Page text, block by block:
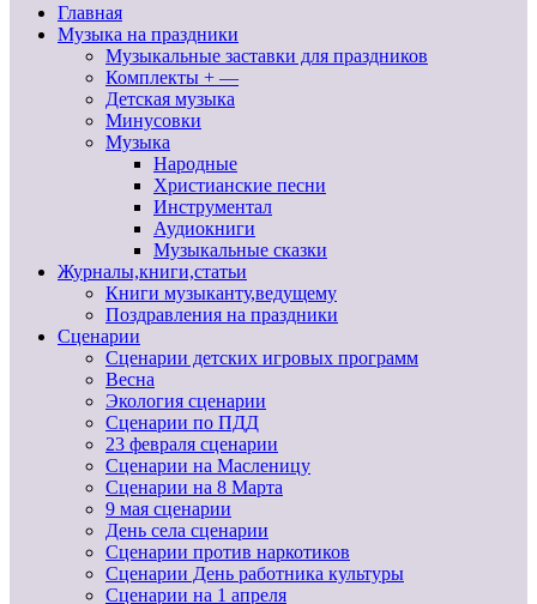
Главная
Музыка на праздники
Музыкальные заставки для праздников
Комплекты + —
Детская музыка
Минусовки
Музыка
Народные
Христианские песни
Инструментал
Аудиокниги
Музыкальные сказки
Журналы,книги,статьи
Книги музыканту,ведущему
Поздравления на праздники
Сценарии
Сценарии детских игровых программ
Весна
Экология сценарии
Сценарии по ПДД
23 февраля сценарии
Сценарии на Масленицу
Сценарии на 8 Марта
9 мая сценарии
День села сценарии
Сценарии против наркотиков
Сценарии День работника культуры
Сценарии на 1 апреля